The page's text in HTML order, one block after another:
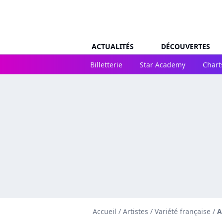
ACTUALITÉS
DÉCOUVERTES
Billetterie
Star Academy
Accueil / Artistes / Variété française /